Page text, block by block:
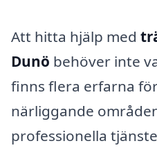
Att hitta hjälp med
Dunö behöver inte
finns flera erfarna
närliggande
professionella